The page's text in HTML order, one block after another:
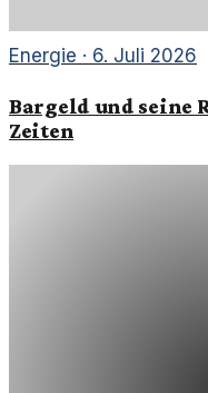
Energie · 6. Juli 2026
Bargeld und seine
Zeiten